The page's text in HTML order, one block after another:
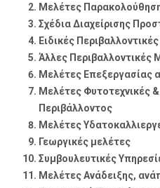
Μελέτες
Σχέδια Διαχείρισης
Ειδικές
Άλλες Περιβαλλοντικές
Μελέτες Επεξεργασίας
Μελέτες Φυτοτεχνικές
Περιβάλλοντος
Μελέτες
Γεωργικές μελέτες
Συμβουλευτικές
Μελέτες Ανάδειξης,